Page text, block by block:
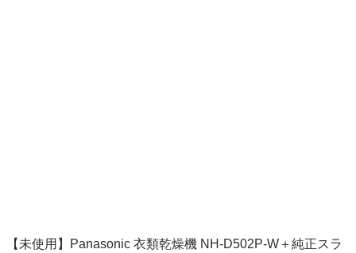
【未使用】Panasonic 衣類乾燥機 NH-D502P-W＋純正スラ